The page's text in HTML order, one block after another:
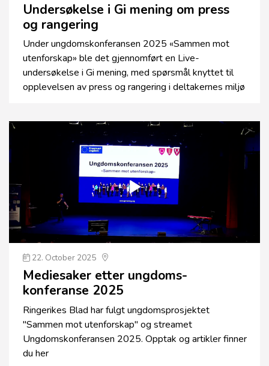
Undersøkelse i Gi mening om press
og rangering
Under ungdomskonferansen 2025 «Sammen mot
utenforskap» ble det gjennomført en Live-
undersøkelse i Gi mening, med spørsmål knyttet til
opplevelsen av press og rangering i deltakernes miljø
22. October 2025
Mediesaker etter ungdoms­
konferanse 2025
Ringerikes Blad har fulgt ungdomsprosjektet
"Sammen mot utenforskap" og streamet
Ungdomskonferansen 2025. Opptak og artikler finner
du her